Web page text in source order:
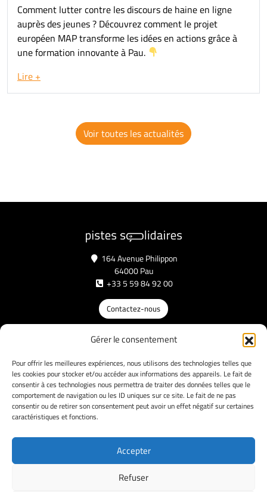
Gérer le consentement
Pour offrir les meilleures expériences, nous utilisons des technologies telles que
les cookies pour stocker et/ou accéder aux informations des appareils. Le fait de
consentir à ces technologies nous permettra de traiter des données telles que le
comportement de navigation ou les ID uniques sur ce site. Le fait de ne pas
consentir ou de retirer son consentement peut avoir un effet négatif sur certaines
caractéristiques et fonctions.
Accepter
Refuser
Comment lutter contre les discours de haine en ligne
auprès des jeunes ? Découvrez comment le projet
européen MAP transforme les idées en actions grâce à
une formation innovante à Pau.
Lire +
Voir toutes les actualités
164 Avenue Philippon
64000 Pau
+33 5 59 84 92 00
Contactez-nous
NOS AUTRES SITES
Wanago My Europe Direct
NOS PARTENAIRES
Facebook
Instagram
X LinkedIn
Mentions Légales